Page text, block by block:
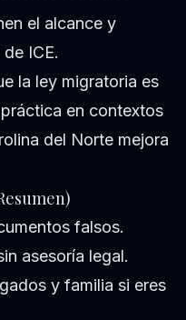
el alcance y
ICE.
la ley migratoria es
en contextos
del Norte mejora
falsos.
asesoría legal.
y familia si eres